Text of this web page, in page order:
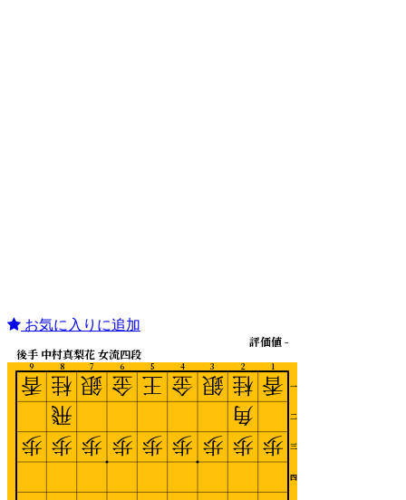
お気に入りに追加
1
2
3
4
5
6
7
8
9
一
二
三
四
後手 中村真梨花 女流四段
評価値 -
香
歩
桂
角
歩
銀
歩
金
歩
王
歩
金
歩
銀
歩
桂
飛
歩
香
歩